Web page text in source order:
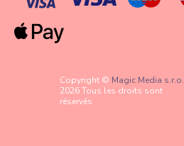
Copyright © Magic Media s.r.o.
2026 Tous les droits sont
réservés